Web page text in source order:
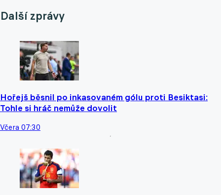
Další zprávy
Hořejš běsnil po inkasovaném gólu proti Besiktasi:
Tohle si hráč nemůže dovolit
Včera 07:30